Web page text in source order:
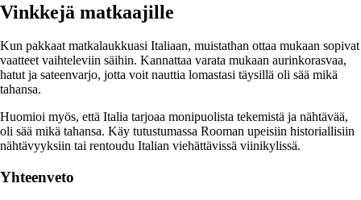
Vinkkejä matkaajille
Kun pakkaat matkalaukkuasi Italiaan, muistathan ottaa mukaan sopivat
vaatteet vaihteleviin säihin. Kannattaa varata mukaan aurinkorasvaa,
hatut ja sateenvarjo, jotta voit nauttia lomastasi täysillä oli sää mikä
tahansa.
Huomioi myös, että Italia tarjoaa monipuolista tekemistä ja nähtävää,
oli sää mikä tahansa. Käy tutustumassa Rooman upeisiin historiallisiin
nähtävyyksiin tai rentoudu Italian viehättävissä viinikylissä.
Yhteenveto